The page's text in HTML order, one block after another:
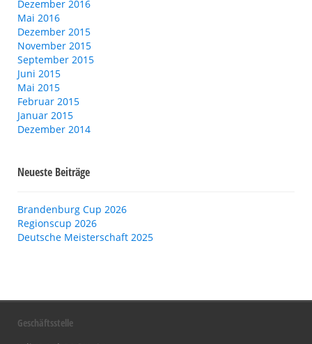
Dezember 2016
Mai 2016
Dezember 2015
November 2015
September 2015
Juni 2015
Mai 2015
Februar 2015
Januar 2015
Dezember 2014
Neueste Beiträge
Brandenburg Cup 2026
Regionscup 2026
Deutsche Meisterschaft 2025
Geschäftsstelle